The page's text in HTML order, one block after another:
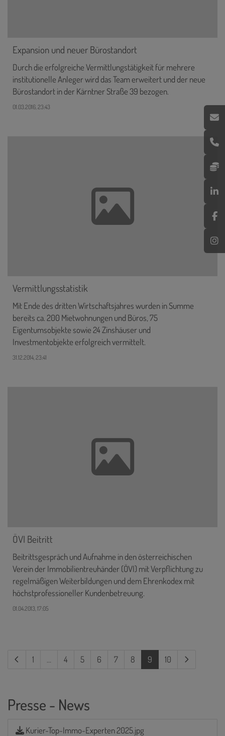
Expansion und neuer Bürostandort
Durch die erfolgreiche Vermittlungstätigkeit für mehrere
institutionelle Anleger wird das Team erweitert und der neue
Bürostandort in der Kärntner Straße 39 bezogen.
01.03.2016, 23:43
Vermittlungsstatistik
Mit Ende des dritten Wirtschaftsjahres wurden in Summe
bereits ca. 200 Mietwohnungen und Büros, 75
Eigentumsobjekte sowie 24 Zinshäuser und
Investmentobjekte erfolgreich vermittelt.
31.12.2014, 23:41
ÖVI Beitritt
Beitrittsgespräch und Aufnahme in den österreichischen
Verein der Immobilientreuhänder (ÖVI) mit Verpflichtung zu
regelmäßigen Weiterbildungen und dem Ehrenkodex mit
höchstprofessioneller Kundenbetreuung.
01.04.2013, 17:05
1 … 4 5 6 7 8 9 (current)
10
Presse - News
Kurier-Top-Immo-Experten 2025.jpg